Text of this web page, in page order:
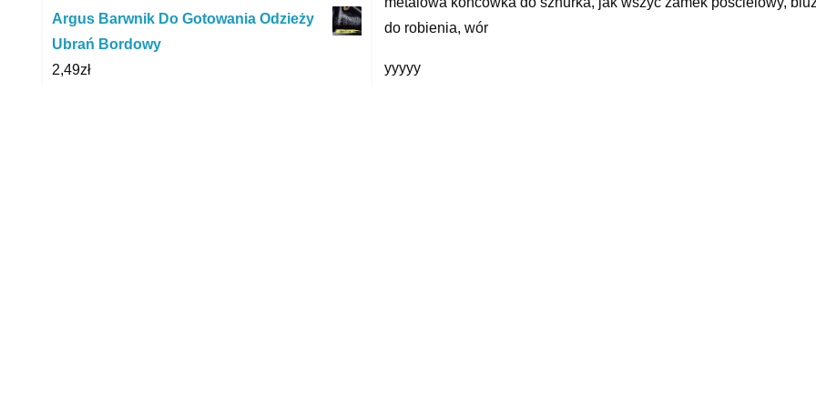
do robienia, wór
yyyyy
Argus Barwnik Do Gotowania Odzieży
Ubrań Bordowy
2,49zł